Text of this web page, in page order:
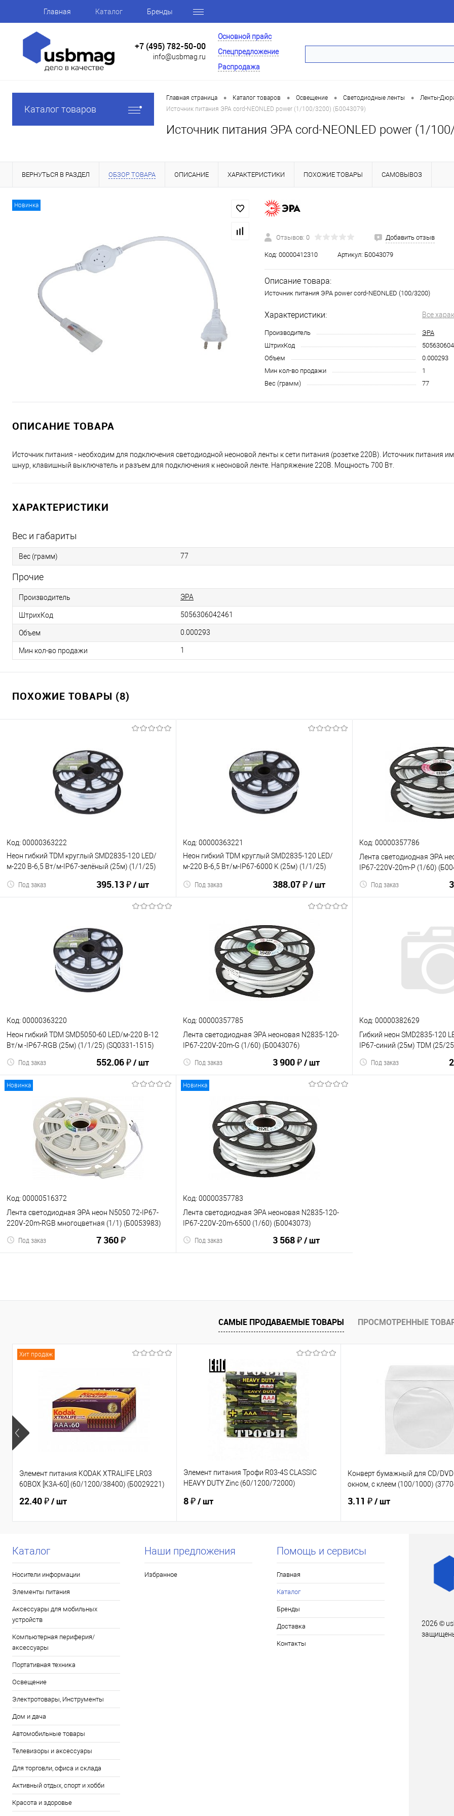
Главная Каталог Бренды
+7 (495) 782-50-00
info@usbmag.ru
Основной прайс
Спецпредложение
Распродажа
Каталог товаров
Главная страница • Каталог товаров • Освещение • Светодиодные ленты • Ленты-
Источник питания ЭРА cord-NEONLED power (1/100/3200) (Б0043079)
Источник питания ЭРА cord-NEONLED power (1/
ВЕРНУТЬСЯ В РАЗДЕЛ ОБЗОР ТОВАРА ОПИСАНИЕ ХАРАКТЕРИСТИКИ ПОХОЖИЕ ТОВАРЫ САМОВЫВОЗ
Новинка
Отзывов: 0 Добавить отзыв
Код: 00000412310 Артикул: Б0043079
Описание товара:
Источник питания ЭРА power cord-NEONLED (100/3200)
Характеристики: Все
Производитель
ЭРА
ШтрихКод
Объем
0.000293
Мин кол-во продажи
1
Вес (грамм)
77
ОПИСАНИЕ ТОВАРА
Источник питания - необходим для подключения светодиодной неоновой ленты к сети питания (розетке 220В). Источник питания
шнур, клавишный выключатель и разъем для подключения к неоновой ленте. Напряжение 220В. Мощность 700 Вт.
ХАРАКТЕРИСТИКИ
Вес и габариты
Вес (грамм) 77
Прочие
Производитель ЭРА
ШтрихКод 5056306042461
Объем 0.000293
Мин кол-во продажи 1
ПОХОЖИЕ ТОВАРЫ (8)
Код: 00000363222
Неон гибкий TDM круглый SMD2835-120 LED/
м-220 В-6,5 Вт/м-IP67-зелёный (25м) (1/1/25)
395.13 ₽/ шт
Под заказ
В корзину
К сравнению В избранное
Код: 00000363221
Неон гибкий TDM круглый SMD2835-120 LED/
м-220 В-6,5 Вт/м-IP67-6000 K (25м) (1/1/25)
388.07 ₽/ шт
Под заказ
В корзину
К сравнению В избранное
Код: 00000357786
Лента светодиодная ЭРА
IP67-220V-20m-P (1/60)
Под заказ
В
Код: 00000363220
Неон гибкий TDM SMD5050-60 LED/м-220 В-12
Вт/м -IP67-RGB (25м) (1/1/25) (SQ0331-1515)
552.06 ₽/ шт
Под заказ
В корзину
К сравнению В избранное
Код: 00000357785
Лента светодиодная ЭРА неоновая N2835-120-
IP67-220V-20m-G (1/60) (Б0043076)
3 900 ₽/ шт
Под заказ
В корзину
К сравнению В избранное
Код: 00000382629
Гибкий неон SMD2835-120
IP67-синий (25м) TDM (25/
Под заказ
Новинка
Код: 00000516372
Лента светодиодная ЭРА неон N5050 72-IP67-
220V-20m-RGB многоцветная (1/1) (Б0053983)
7 360 ₽
Под заказ
Новинка
Код: 00000357783
Лента светодиодная ЭРА неоновая N2835-120-
IP67-220V-20m-6500 (1/60) (Б0043073)
3 568 ₽/ шт
Под заказ
К сравнению В избранное
САМЫЕ ПРОДАВАЕМЫЕ ТОВАРЫ ПРОСМОТРЕННЫЕ
Хит продаж
Элемент питания KODAK XTRALIFE LR03
60BOX [K3A-60] (60/1200/38400) (Б0029221)
22.40 ₽/ шт
Элемент питания Трофи R03-4S CLASSIC
HEAVY DUTY Zinc (60/1200/72000)
8 ₽/ шт
Конверт бумажный для CD/DVD
окном, с клеем (100/1000)
3.11 ₽/ шт
Каталог
Носители информации
Элементы питания
Аксессуары для мобильных
устройств
Компьютерная периферия/
аксессуары
Портативная техника
Освещение
Электротовары, Инструменты
Дом и дача
Автомобильные товары
Телевизоры и аксессуары
Для торговли, офиса и склада
Активный отдых, спорт и хобби
Красота и здоровье
Наши предложения
Избранное
Помощь и сервисы
Главная
Каталог
Бренды
Доставка
Контакты
2026 ©